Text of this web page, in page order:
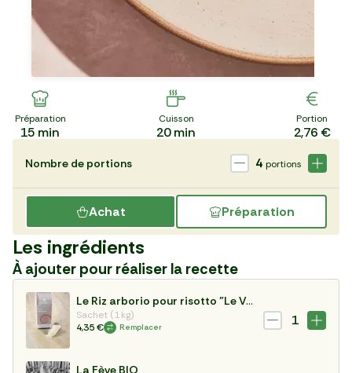
Préparation
15 min
Cuisson
20min
Portion
2,76 €
Achat Préparation
Nombre de portions 4 portions
Les ingrédients
À ajouter pour réaliser la recette
Le Riz arborio pour risotto "Le Voglie"
Sachet (1 kg)
4,35 €
Remplacer 1
La Fève BIO